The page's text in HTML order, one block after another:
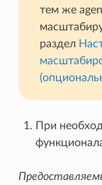
тем же
раздел
При